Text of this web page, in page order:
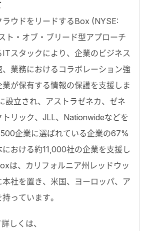
ラウドをリードするBox (NYSE:
ト・オブ・ブリード型アプローチ
ITスタックにより、企業のビジネス
、業務におけるコラボレーション強
が保有する情報の保護を支援しま
設立され、アストラゼネカ、ゼネ
トリック、JLL、Nationwideなどを
企業に選ばれている企業の67%
おける約11,000社の企業を支援し
は、カリフォルニア州レッドウッ
本社を置き、米国、ヨーロッパ、ア
っています。
しくは、